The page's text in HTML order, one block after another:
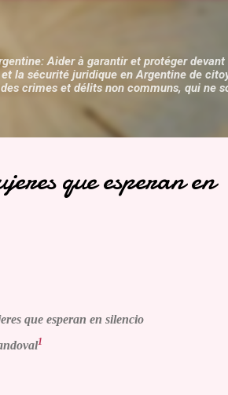
Aider à garantir et protéger devant
la sécurité juridique en Argentine de
crimes et délits non communs, qui ne
que esperan en
que esperan en silencio
1